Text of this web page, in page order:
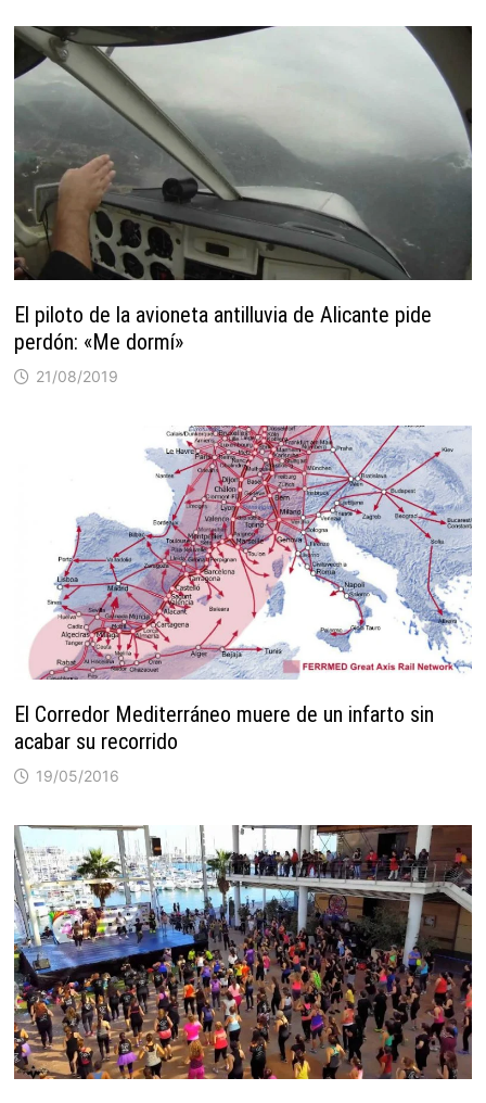
El piloto de la avioneta antilluvia de Alicante pide
perdón: «Me dormí»
21/08/2019
El Corredor Mediterráneo muere de un infarto sin
acabar su recorrido
19/05/2016